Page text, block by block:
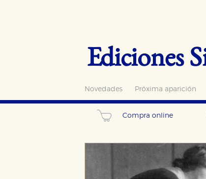
Ediciones
Novedades Próxima aparición
Compra online